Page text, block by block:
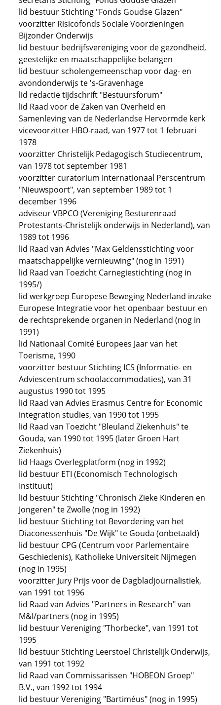
lid bestuur Stichting "Fonds Goudse Glazen"
voorzitter Risicofonds Sociale Voorzieningen
Bijzonder Onderwijs
lid bestuur bedrijfsvereniging voor de gezondheid,
geestelijke en maatschappelijke belangen
lid bestuur scholengemeenschap voor dag- en
avondonderwijs te 's-Gravenhage
lid redactie tijdschrift "Bestuursforum"
lid Raad voor de Zaken van Overheid en
Samenleving van de Nederlandse Hervormde kerk
vicevoorzitter HBO-raad, van 1977 tot 1 februari
1978
voorzitter Christelijk Pedagogisch Studiecentrum,
van 1978 tot september 1981
voorzitter curatorium Internationaal Perscentrum
"Nieuwspoort", van september 1989 tot 1
december 1996
adviseur VBPCO (Vereniging Besturenraad
Protestants-Christelijk onderwijs in Nederland), van
1989 tot 1996
lid Raad van Advies "Max Geldensstichting voor
maatschappelijke vernieuwing" (nog in 1991)
lid Raad van Toezicht Carnegiestichting (nog in
1995/)
lid werkgroep Europese Beweging Nederland inzake
Europese Integratie voor het openbaar bestuur en
de rechtsprekende organen in Nederland (nog in
1991)
lid Nationaal Comité Europees Jaar van het
Toerisme, 1990
voorzitter bestuur Stichting ICS (Informatie- en
Adviescentrum schoolaccommodaties), van 31
augustus 1990 tot 1995
lid Raad van Advies Erasmus Centre for Economic
integration studies, van 1990 tot 1995
lid Raad van Toezicht "Bleuland Ziekenhuis" te
Gouda, van 1990 tot 1995 (later Groen Hart
Ziekenhuis)
lid Haags Overlegplatform (nog in 1992)
lid bestuur ETI (Economisch Technologisch
Instituut)
lid bestuur Stichting "Chronisch Zieke Kinderen en
Jongeren" te Zwolle (nog in 1992)
lid bestuur Stichting tot Bevordering van het
Diaconessenhuis "De Wijk" te Gouda (onbetaald)
lid bestuur CPG (Centrum voor Parlementaire
Geschiedenis), Katholieke Universiteit Nijmegen
(nog in 1995)
voorzitter Jury Prijs voor de Dagbladjournalistiek,
van 1991 tot 1996
lid Raad van Advies "Partners in Research" van
M&I/partners (nog in 1995)
lid bestuur Vereniging "Thorbecke", van 1991 tot
1995
lid bestuur Stichting Leerstoel Christelijk Onderwijs,
van 1991 tot 1992
lid Raad van Commissarissen "HOBEON Groep"
B.V., van 1992 tot 1994
lid bestuur Vereniging "Bartiméus" (nog in 1995)